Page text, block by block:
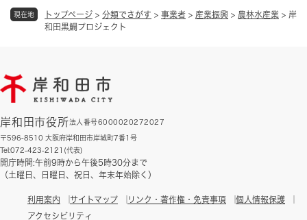
現在地 トップページ > 分類でさがす > 事業者 > 産業振興 > 農林水産業 > 岸
和田黒鯛プロジェクト
岸和田市役所法人番号6000020272027
〒596-8510 大阪府岸和田市岸城町7番1号
Tel:072-423-2121(代表)
開庁時間:午前9時から午後5時30分まで
（土曜日、日曜日、祝日、年末年始除く）
利用案内 サイトマップ リンク・著作権・免責事項
個人情報保護
アクセシビリティ